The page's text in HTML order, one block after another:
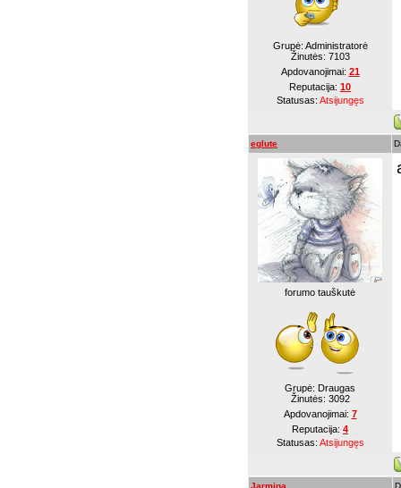
Grupė: Administratorė
Žinutės: 7103
Apdovanojimai: 21
Reputacija: 10
Statusas: Atsijungęs
eglute
forumo tauškutė
Grupė: Draugas
Žinutės: 3092
Apdovanojimai: 7
Reputacija: 4
Statusas: Atsijungęs
Jarmina